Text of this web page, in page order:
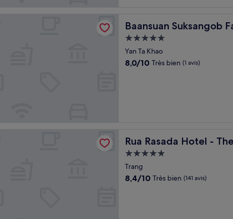
Baansuan Suksangob
Baansuan Suksangob Farm
Hébergement
5.0 étoiles
Yan Ta Khao
8.0
8,0/10 Très bien (1 avis)
Rua Rasada Hotel -
Rua Rasada Hotel - The
Hébergement
5.0 étoiles
Trang
8.4
8,4/10 Très bien (141 avis)
Ideal Venue for Meetings & Events